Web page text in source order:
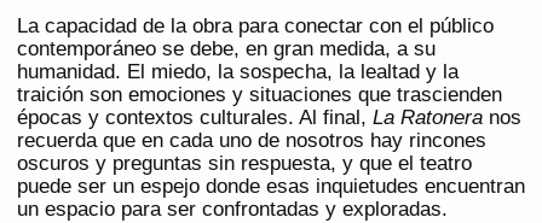
La capacidad de la obra para conectar con el público
contemporáneo se debe, en gran medida, a su
humanidad. El miedo, la sospecha, la lealtad y la
traición son emociones y situaciones que trascienden
épocas y contextos culturales. Al final, La Ratonera nos
recuerda que en cada uno de nosotros hay rincones
oscuros y preguntas sin respuesta, y que el teatro
puede ser un espejo donde esas inquietudes encuentran
un espacio para ser confrontadas y exploradas.